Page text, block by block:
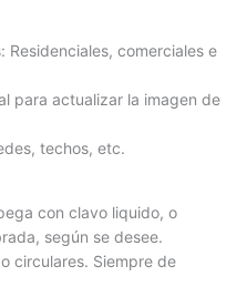
Residenciales, comerciales e
para actualizar la imagen de
techos, etc.
con clavo liquido, o
según se desee.
circulares. Siempre de